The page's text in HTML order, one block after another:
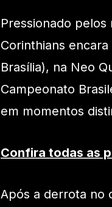
Pressionado
Corinthians
Brasília), na Neo
Campeonato
em momentos
Confira todas as
Após a derrota no